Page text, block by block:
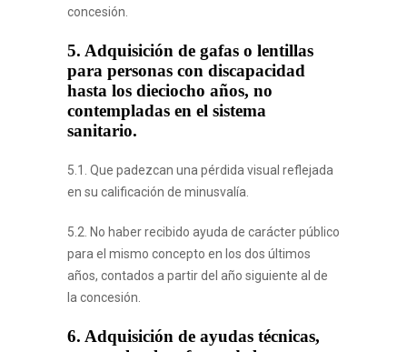
concesión.
5. Adquisición de gafas o lentillas
para personas con discapacidad
hasta los dieciocho años, no
contempladas en el sistema
sanitario.
5.1. Que padezcan una pérdida visual reflejada
en su calificación de minusvalía.
5.2. No haber recibido ayuda de carácter público
para el mismo concepto en los dos últimos
años, contados a partir del año siguiente al de
la concesión.
6. Adquisición de ayudas técnicas,